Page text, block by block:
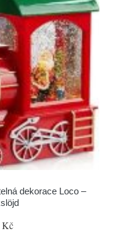
dekorace Loco –
Kč